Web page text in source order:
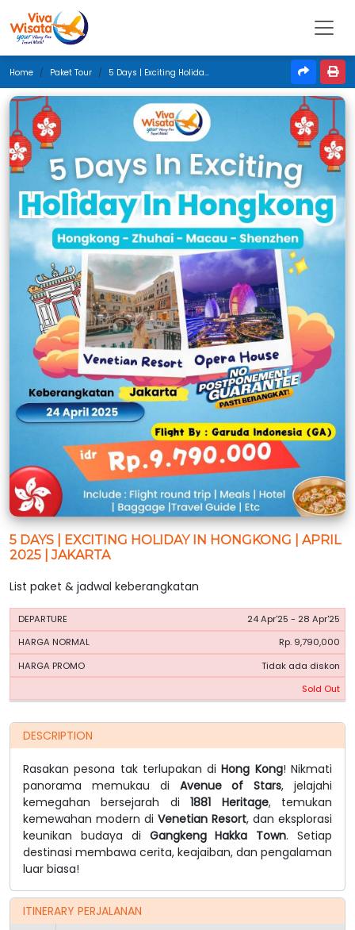
Home Paket Tour 5 Days | Exciting Holiday In Hongkong | April 2025 | Jakarta
5 DAYS | EXCITING HOLIDAY IN HONGKONG | APRIL
2025 | JAKARTA
List paket & jadwal keberangkatan
PERIODE
HARGA
24 Apr'25 - 28 Apr'25
Rp. 9,790,000
Tidak ada diskon
Sold Out
DESCRIPTION
Rasakan pesona tak terlupakan diHong Kong! Nikmati
panorama memukau di Avenue of Stars, jelajahi
kemegahan bersejarah di1881 Heritage, temukan
kemewahan modern di Venetian Resort, dan eksplorasi
keunikan budaya di Gangkeng Hakka Town. Setiap
destinasi membawa cerita, keajaiban, dan pengalaman
luar biasa!
ITINERARY PERJALANAN